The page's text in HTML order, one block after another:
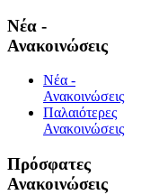
Νέα -
Ανακοινώσεις
Νέα -
Ανακοινώσεις
Παλαιότερες
Ανακοινώσεις
Πρόσφατες
Ανακοινώσεις